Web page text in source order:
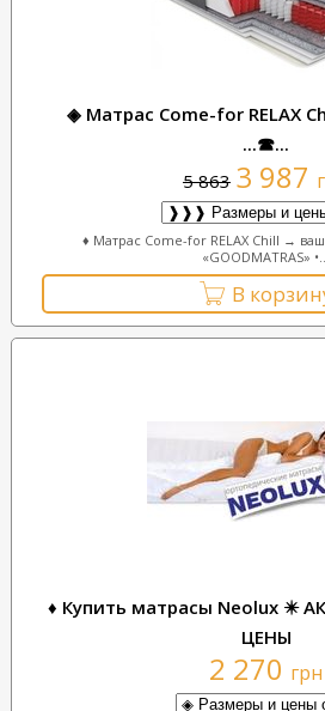
◈ Матрас Come-for RELAX Chill
...☎...
5 863 3 987
♦ Матрас Come-for RELAX Chill →
«GOODMATRAS»
В
♦ Купить матрасы Neolux ✴️
ЦЕНЫ
2 270 грн